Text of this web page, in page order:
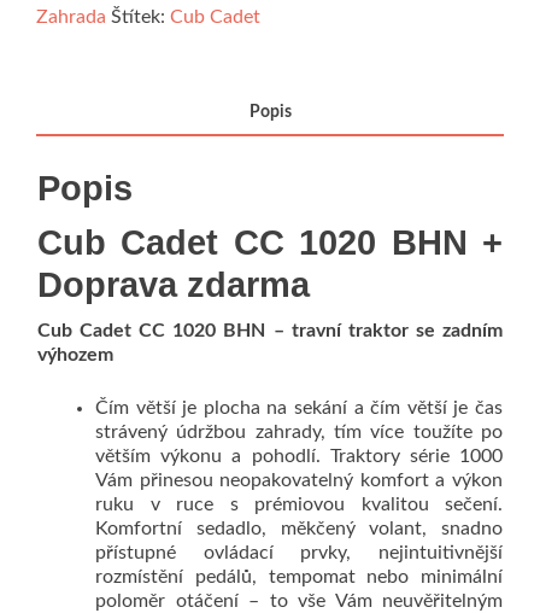
Zahrada Štítek: Cub Cadet
Popis
Popis
Cub Cadet CC 1020 BHN +
Doprava zdarma
Cub Cadet CC 1020 BHN – travní traktor se zadním
výhozem
Čím větší je plocha na sekání a čím větší je čas
strávený údržbou zahrady, tím více toužíte po
větším výkonu a pohodlí. Traktory série 1000
Vám přinesou neopakovatelný komfort a výkon
ruku v ruce s prémiovou kvalitou sečení.
Komfortní sedadlo, měkčený volant, snadno
přístupné ovládací prvky, nejintuitivnější
rozmístění pedálů, tempomat nebo minimální
poloměr otáčení – to vše Vám neuvěřitelným